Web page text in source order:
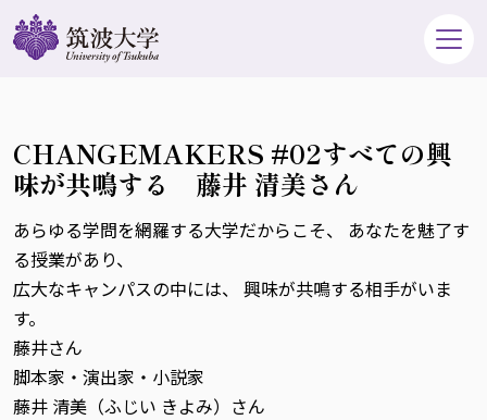
CHANGEMAKERS #02すべての興
味が共鳴する 藤井 清美さん
あらゆる学問を網羅する大学だからこそ、 あなたを魅了す
る授業があり、
広大なキャンパスの中には、 興味が共鳴する相手がいま
す。
藤井さん
脚本家・演出家・小説家
藤井 清美（ふじい きよみ）さん